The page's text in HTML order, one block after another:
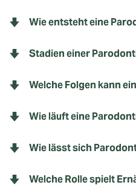
Wie entsteht eine
Stadien einer
Welche Folgen kann
Wie läuft eine
Wie lässt sich
Welche Rolle spielt